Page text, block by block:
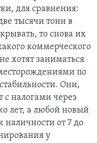
для сравнения:
тысячи тонн в
то снова их
коммерческого
хотят заниматься
по
Они,
с налогами через
лет, а любой новый
наличности от 7 до
у